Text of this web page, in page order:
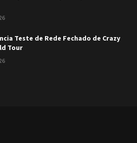
Teste de Rede Fechado de Crazy
Tour